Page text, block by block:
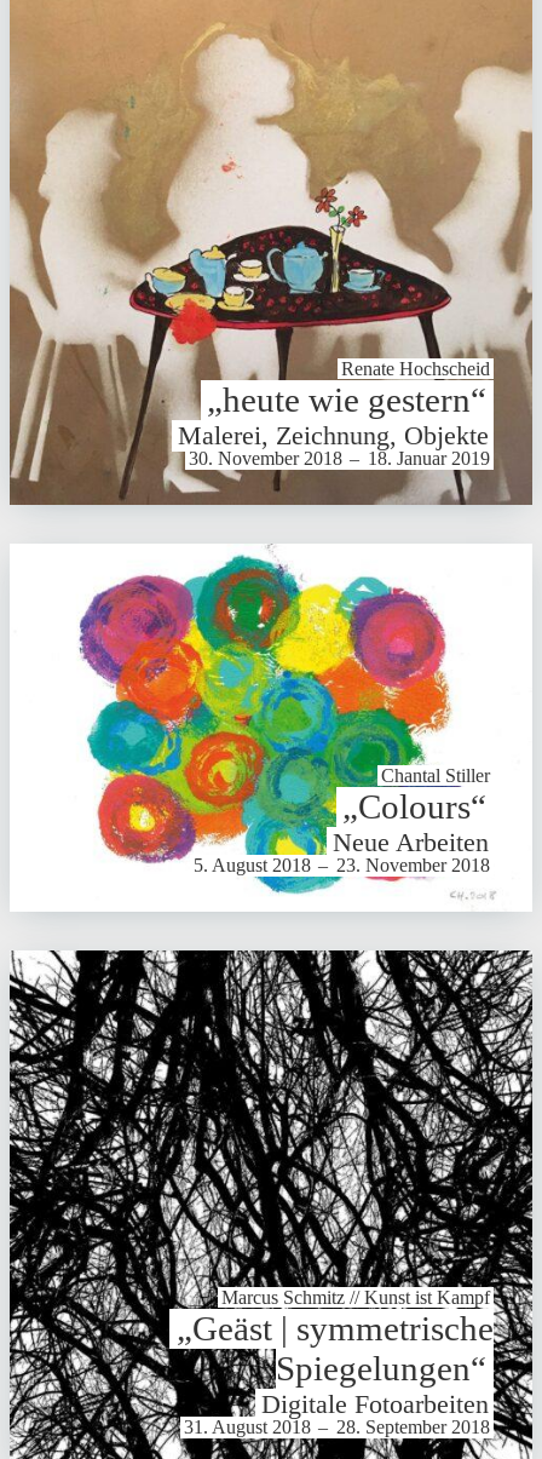
Renate Hoch­scheid
„heute wie gestern“
Malerei, Zeichnung, Objekte
30. November 2018 – 18. Januar 2019
Chantal Stiller
„Colours“
Neue Arbeiten
5. August 2018 – 23. November 2018
Marcus Schmitz // Kunst ist Kampf
„Geäst | symme­tri­sche
Spie­ge­lungen“
Digitale Foto­ar­beiten
31. August 2018 – 28. September 2018